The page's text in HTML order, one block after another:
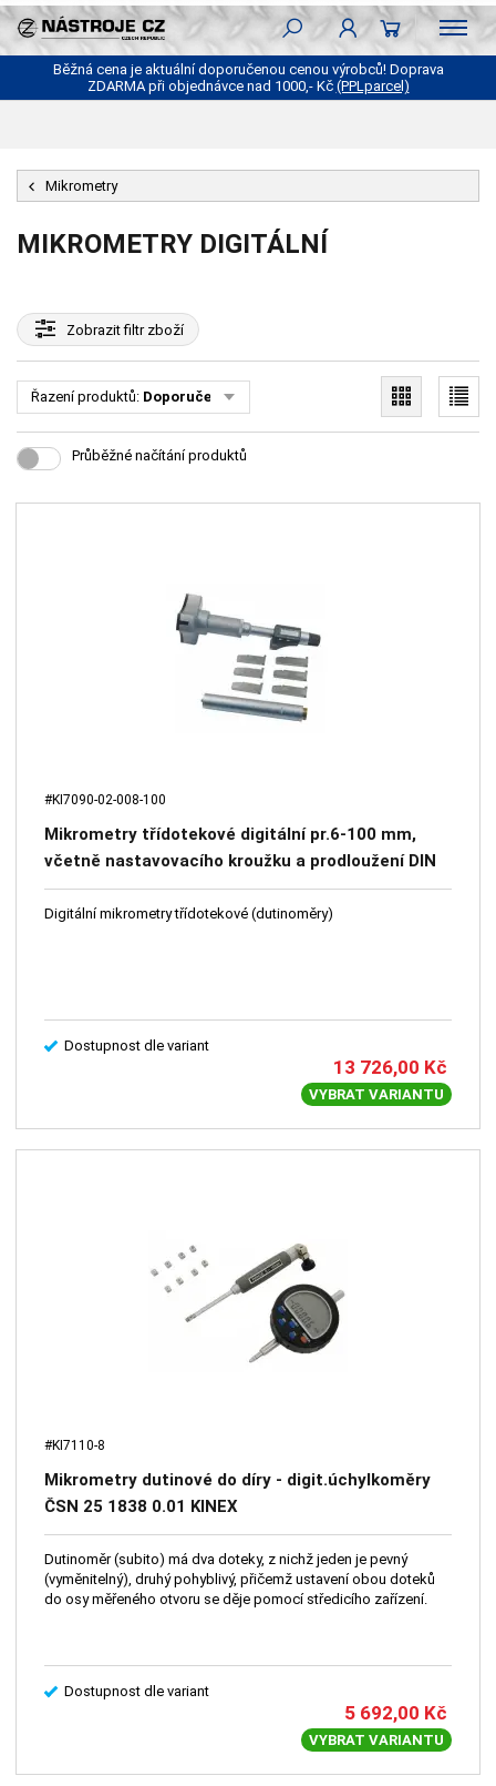
Běžná cena je aktuální doporučenou cenou výrobců! Doprava
ZDARMA při objednávce nad 1000,- Kč (PPLparcel)
Mikrometry
MIKROMETRY DIGITÁLNÍ
Zobrazitfiltr zboží
Řazení produktů: Doporučené
Průběžné načítání produktů
#KI7090-02-008-100
Mikrometry třídotekové digitální pr.6-100 mm,
včetně nastavovacího kroužku a prodloužení DIN
863, Al přepravní box, IP 54 KINEX
Digitální mikrometry třídotekové (dutinoměry)
Dostupnost dle variant
13 726,00 Kč
VYBRAT VARIANTU
#KI7110-8
Mikrometry dutinové do díry - digit.úchylkoměry
ČSN 25 1838 0.01 KINEX
Dutinoměr (subito) má dva doteky, z nichž jeden je pevný
(vyměnitelný), druhý pohyblivý, přičemž ustavení obou doteků
do osy měřeného otvoru se děje pomocí středicího zařízení.
Dostupnost dle variant
5 692,00 Kč
VYBRAT VARIANTU